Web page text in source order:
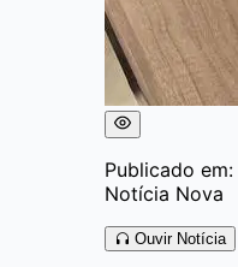
Publicado
Notícia Nova
Ouvir Notícia